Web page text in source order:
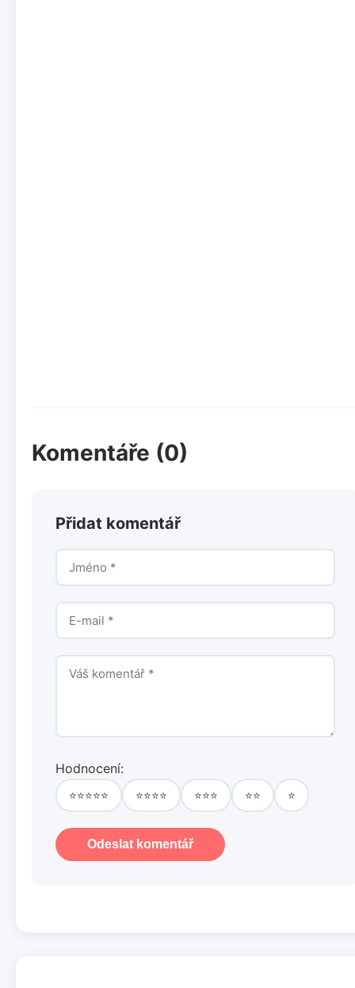
Komentáře (0)
Přidat komentář
Hodnocení:
⭐⭐⭐⭐⭐ ⭐⭐⭐⭐ ⭐⭐⭐ ⭐⭐ ⭐
Odeslat komentář